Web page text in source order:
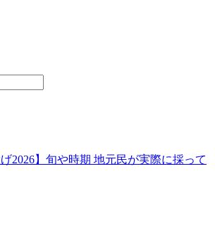
2026】旬や時期 地元民が実際に採って